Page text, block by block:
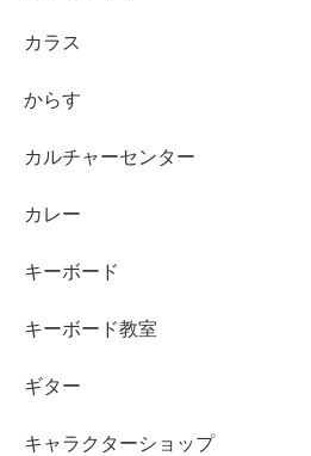
カラス
からす
カルチャーセンター
カレー
キーボード
キーボード教室
ギター
キャラクターショップ